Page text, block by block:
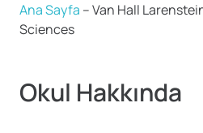
Ana Sayfa –Van Hall
Sciences
Okul Hakkında